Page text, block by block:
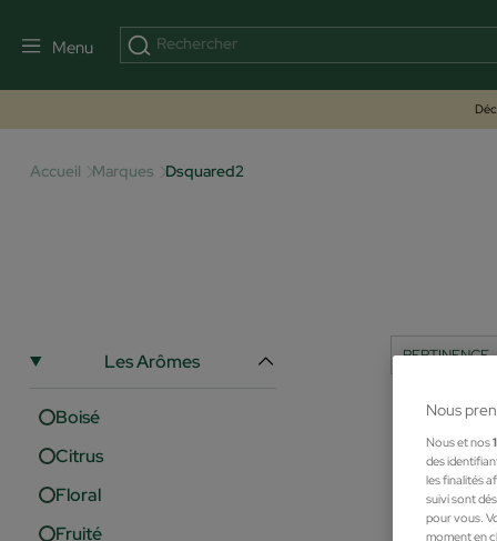
Menu
Accueil Marques Dsquared2
Les Arômes
Boisé
Citrus
Floral
Fruité
Nous
Nous et nos
des
les finalités
suivi sont
pour vous.
moment en